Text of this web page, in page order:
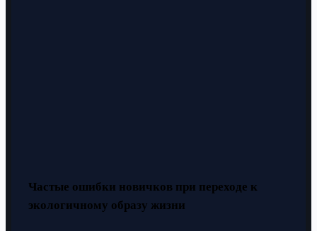
Частые ошибки новичков при переходе к
экологичному образу жизни